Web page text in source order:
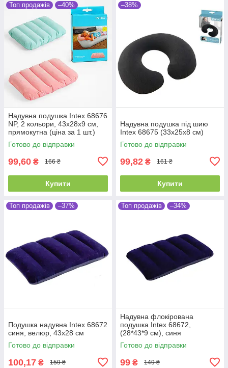
Топ продажів –40%
Надувна подушка Intex 68676
NP, 2 кольори, 43х28х9 см,
прямокутна (ціна за 1 шт.)
Готово до відправки
99,60 ₴ 166 ₴
Купити
–38%
Надувна подушка під шию
Intex 68675 (33х25х8 см)
Готово до відправки
99,82 ₴ 161 ₴
Купити
Топ продажів –37%
Подушка надувна Intex 68672
синя, велюр, 43х28 см
Готово до відправки
100,17 ₴ 159 ₴
Топ продажів –34%
Надувна флокірована
подушка Intex 68672,
(28*43*9 см), синя
Готово до відправки
99 ₴ 149 ₴